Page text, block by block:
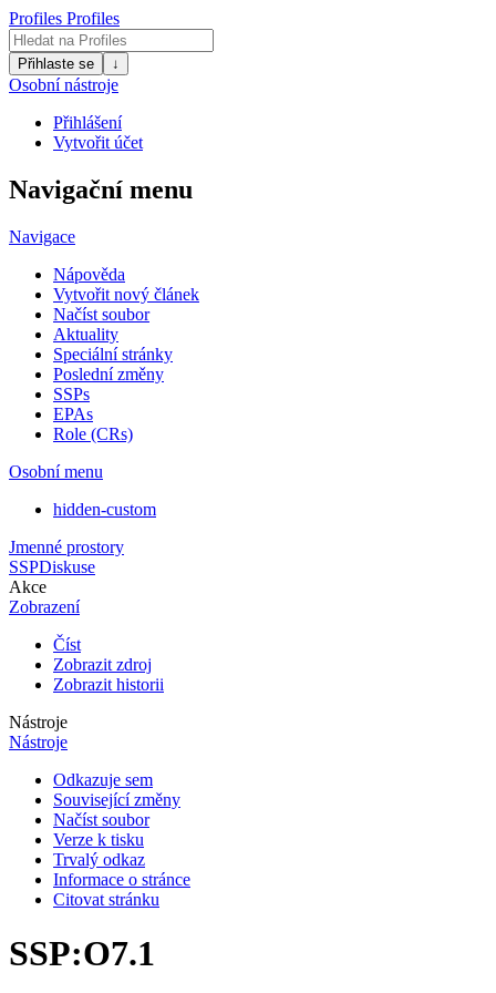
Profiles Profiles
Přihlaste se ↓
Osobní nástroje
Přihlášení
Vytvořit účet
Navigační menu
Navigace
Nápověda
Vytvořit nový článek
Načíst soubor
Aktuality
Speciální stránky
Poslední změny
SSPs
EPAs
Role (CRs)
Osobní menu
hidden-custom
Jmenné prostory
SSPDiskuse
Akce
Zobrazení
Číst
Zobrazit zdroj
Zobrazit historii
Nástroje
Nástroje
Odkazuje sem
Související změny
Načíst soubor
Verze k tisku
Trvalý odkaz
Informace o stránce
Citovat stránku
SSP:O7.1